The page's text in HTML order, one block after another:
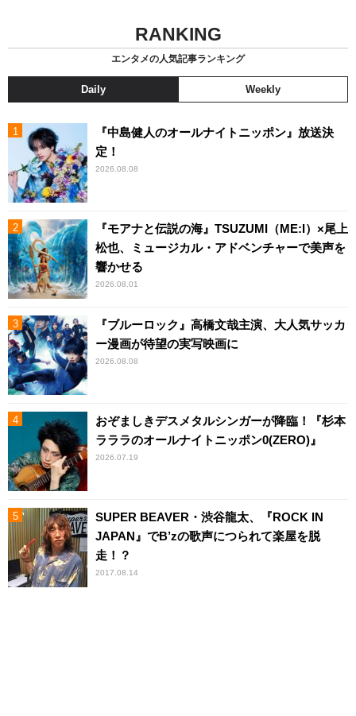
RANKING
エンタメの人気記事ランキング
Daily Weekly
『中島健人のオールナイトニッポン』放送決
定！
2026.08.08
『モアナと伝説の海』TSUZUMI（ME:I）×尾上
松也、ミュージカル・アドベンチャーで美声を
響かせる
2026.08.01
『ブルーロック』高橋文哉主演、大人気サッカ
ー漫画が待望の実写映画に
2026.08.08
おぞましきデスメタルシンガーが降臨！『杉本
ラララのオールナイトニッポン0(ZERO)』
2026.07.19
SUPER BEAVER・渋谷龍太、『ROCK IN
JAPAN』でB’zの歌声につられて楽屋を脱
走！？
2017.08.14